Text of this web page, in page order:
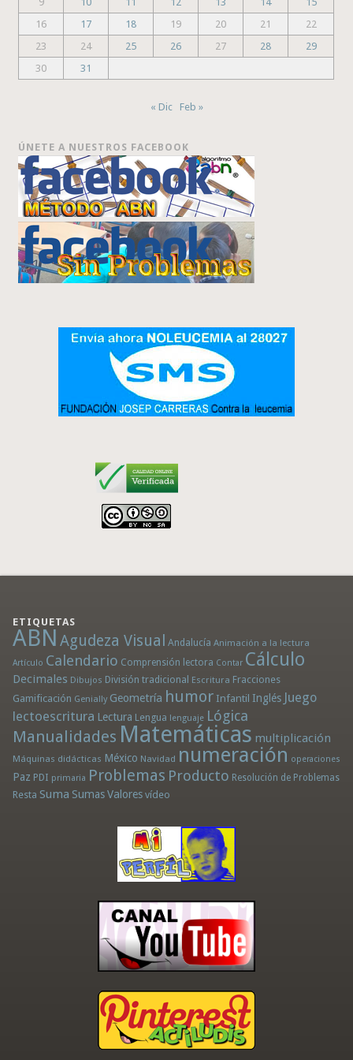
16
17 18 19 20 21
22
23
24 25 26 27 28
29
30
31
« Dic Feb »
ÚNETE A NUESTROS FACEBOOK
ETIQUETAS
ABN Agudeza Visual Andalucía Animación a la lectura
Artículo Calendario Comprensión lectora Contar Cálculo
Decimales Dibujos División tradicional Escritura Fracciones
Gamificación Genially Geometría humor Infantil Inglés Juego
lectoescritura Lectura Lengua lenguaje Lógica
Manualidades Matemáticas multiplicación
Máquinas didácticas México Navidad numeración operaciones
Paz PDI primaria Problemas Producto Resolución de Problemas
Resta Suma Sumas Valores vídeo